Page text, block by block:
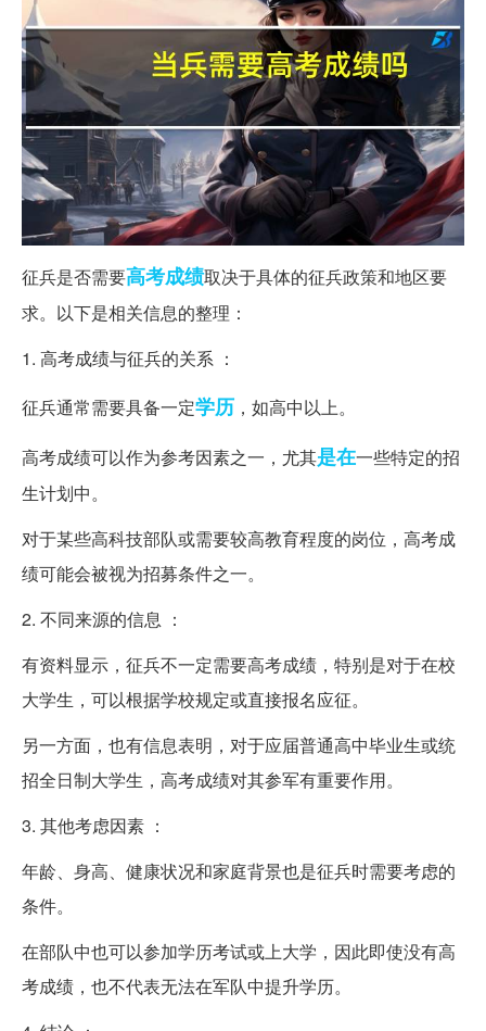
征兵是否需要高考成绩取决于具体的征兵政策和地区要
求。以下是相关信息的整理：
1. 高考成绩与征兵的关系 ：
征兵通常需要具备一定学历 ，如高中以上。
高考成绩可以作为参考因素之一，尤其是在一些特定的招
生计划中。
对于某些高科技部队或需要较高教育程度的岗位，高考成
绩可能会被视为招募条件之一。
2. 不同来源的信息 ：
有资料显示，征兵不一定需要高考成绩，特别是对于在校
大学生，可以根据学校规定或直接报名应征。
另一方面，也有信息表明，对于应届普通高中毕业生或统
招全日制大学生，高考成绩对其参军有重要作用。
3. 其他考虑因素 ：
年龄、身高、健康状况和家庭背景也是征兵时需要考虑的
条件。
在部队中也可以参加学历考试或上大学，因此即使没有高
考成绩，也不代表无法在军队中提升学历。